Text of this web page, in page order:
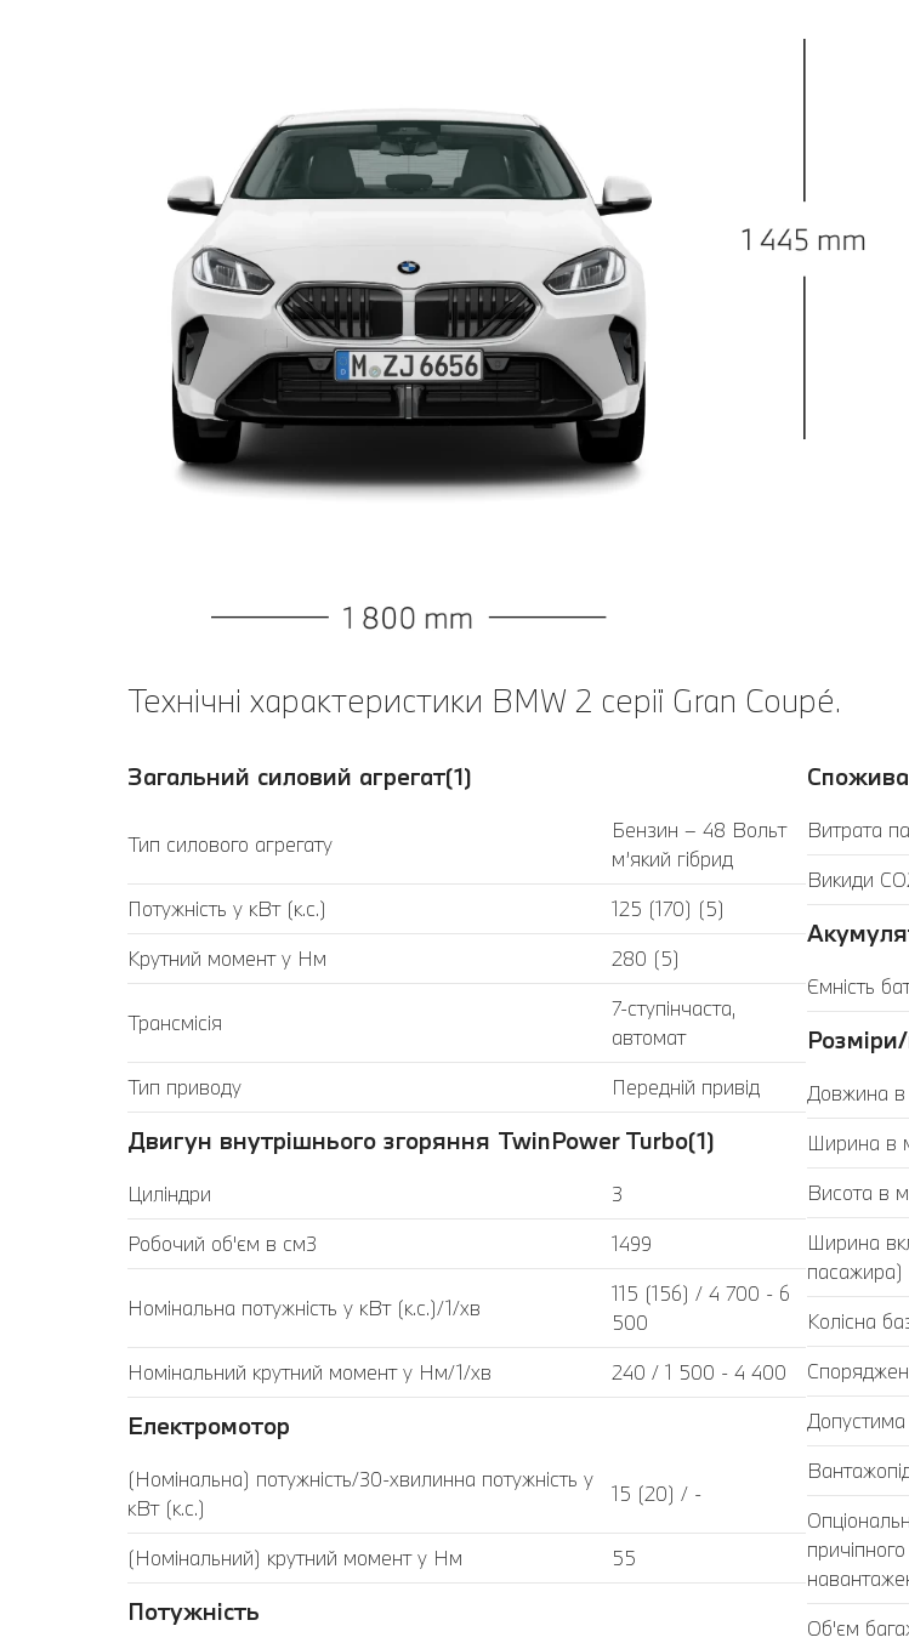
Технічні характеристики BMW 2 серії Gran Coupé.
Загальний силовий агрегат(1)
Тип силового агрегату
Бензин – 48 Вольт
м’який гібрид
Потужність у кВт (к.с.)
125 (170) (5)
Крутний момент у Нм
280 (5)
Трансмісія
7-ступінчаста,
автомат
Тип приводу
Передній привід
Двигун внутрішнього згоряння TwinPower Turbo(1)
Циліндри
3
Робочий об'єм в см3
1499
Номінальна потужність у кВт (к.с.)/1/хв
115 (156) / 4 700 - 6
500
Номінальний крутний момент у Нм/1/хв
240 / 1 500 - 4 400
Електромотор
(Номінальна) потужність/30-хвилинна потужність у
кВт (к.с.)
15 (20) / -
(Номінальний) крутний момент у Нм 55
Потужність
Витрата
Викиди
Ємність
Довжина
Ширина в
Висота в
Ширина
Колісна
Допустима
Об'єм